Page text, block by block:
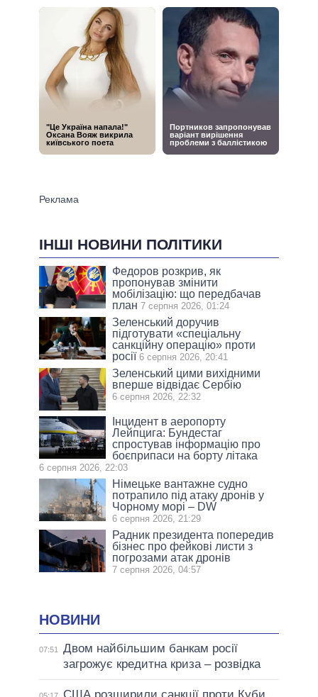
ІНШІ НОВИНИ ПОЛІТИКИ
Федоров розкрив, як
пропонував змінити
мобілізацію: що передбачав
план 7 серпня 2026, 01:24
Зеленський доручив
підготувати «спеціальну
санкційну операцію» проти
росії 6 серпня 2026, 20:41
Зеленський цими вихідними
вперше відвідає Сербію
6 серпня 2026, 22:32
Інцидент в аеропорту
Лейпцига: Бундестаг
спростував інформацію про
боєприпаси на борту літака
6 серпня 2026, 22:03
Німецьке вантажне судно
потрапило під атаку дронів у
Чорному морі – DW
6 серпня 2026, 21:29
Радник президента попередив
бізнес про фейкові листи з
погрозами атак дронів
7 серпня 2026, 04:57
НОВИНИ
07:51
Двом найбільшим банкам росії
загрожує кредитна криза – розвідка